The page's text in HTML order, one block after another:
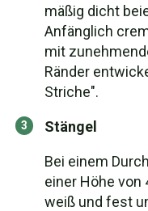
mäßig dicht
Anfänglich
mit
Ränder
Striche".
Stängel
Bei einem
einer Höhe von
weiß und fest